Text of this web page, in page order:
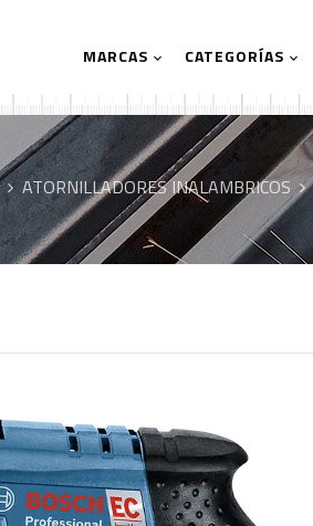
MARCAS CATEGORÍAS
ATORNILLADORES INALAMBRICOS